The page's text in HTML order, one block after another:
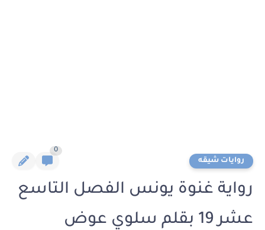
روايات شيقه
0
رواية غنوة يونس الفصل التاسع
عشر 19 بقلم سلوي عوض